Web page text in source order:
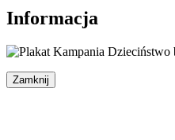
Informacja
Zamknij